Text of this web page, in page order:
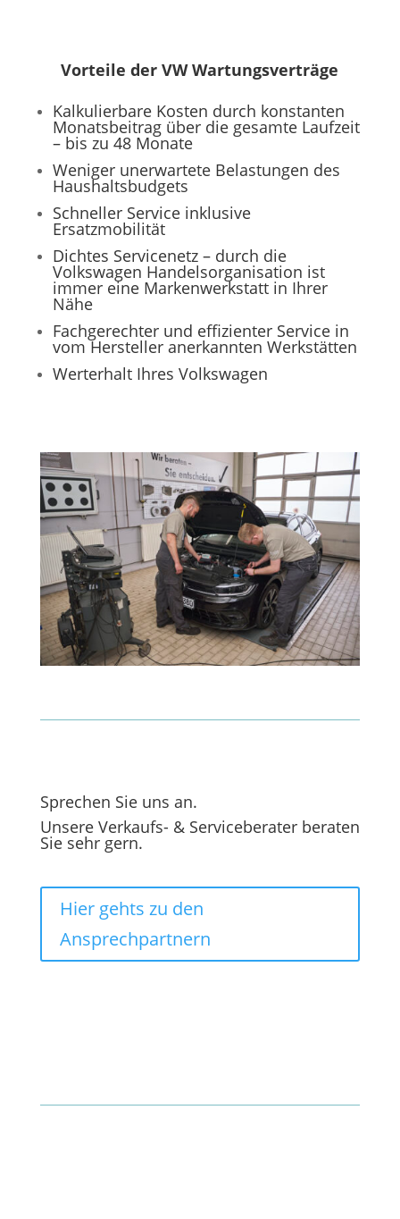
Vorteile der VW Wartungsverträge
Kalkulierbare Kosten durch konstanten
Monatsbeitrag über die gesamte Laufzeit
– bis zu 48 Monate
Weniger unerwartete Belastungen des
Haushaltsbudgets
Schneller Serviceinklusive
Ersatzmobilität
Dichtes Servicenetz – durch die
Volkswagen Handelsorganisation ist
immer eine Markenwerkstatt in Ihrer
Nähe
Fachgerechter und effizienter Servicein
vom Hersteller anerkannten Werkstätten
Werterhalt Ihres Volkswagen
Sprechen Sie uns an.
Unsere Verkaufs- & Serviceberater beraten
Sie sehr gern.
Hier gehts zu den
Ansprechpartnern